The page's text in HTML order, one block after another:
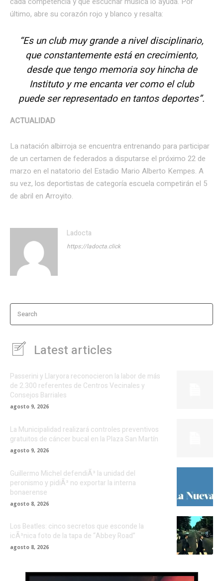
último, abre su corazón rojo y blanco y resalta:
“Es un club muy grande a nivel disciplinario,
que constantemente está en crecimiento,
desde que tengo memoria soy hincha de
Instituto y me encanta ver como el club
puede ser representado en tantos deportes”.
ACTUALIDAD
La natación albirroja se encuentra entrenando para participar
de un certamen de federados a disputarse el próximo 22 de
marzo en el natatorio del Estadio Mario Alberto Kempes. A
su vez, los deportistas de categoría escuela competirán el 5
de abril en Arroyito.
Ladocta
https://ladocta.click
Search
Latest articles
Passerini y Llaryora reconocieron la labor de más
de 2.300 referentes de Centros Vecinales y
Consejos Barriales
agosto 9, 2026
La Municipalidad realizará controles preventivos
gratuitos de cáncer bucal en la Plaza San Martín
agosto 9, 2026
Guillermo Michel defendiÃ³ la unidad del
peronismo y pidiÃ³ no exportar la interna
bonaerense
agosto 8, 2026
Los Beatles: cinco secretos que esconde la
icÃ³nica foto de la tapa de “Abbey Road”
agosto 8, 2026